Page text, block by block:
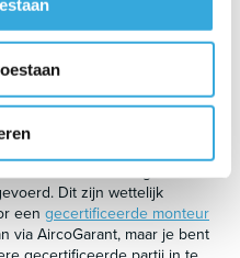
airco veilig, zuinig en optimaal
buitenunit mag je gerust zelf
en het vullen van het
laatste deel noemen we de
Dit zijn wettelijk
een gecertificeerde monteur
via AircoGarant, maar je bent